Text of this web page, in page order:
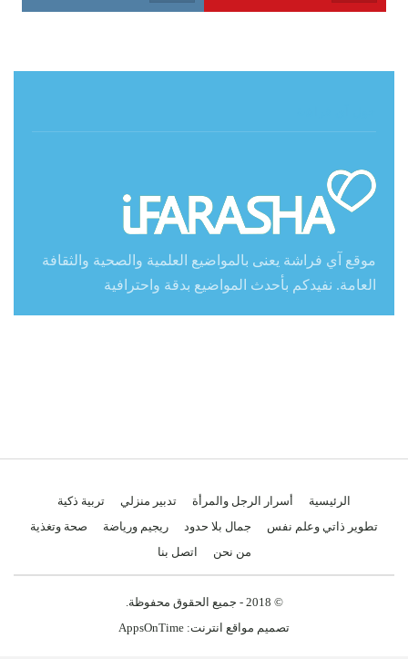
موقع آي فراشة يعنى بالمواضيع العلمية والصحية والثقافة
العامة. نفيدكم بأحدث المواضيع بدقة واحترافية
الرئيسية أسرار الرجل والمرأة تدبير منزلي
تربية ذكية
تطوير ذاتي وعلم نفس
جمال بلا حدود ريجيم ورياضة
صحة وتغذية
من نحن
اتصل بنا
© 2018 - جميع الحقوق محفوظة.
تصميم مواقع انترنت: AppsOnTime